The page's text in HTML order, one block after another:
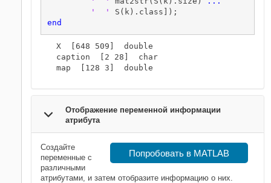
'  '
end
  X  [648 509]  double
  caption  [2 28]  char
Отображение переменной информации
атрибута
Попробовать в MATLAB
Создайте
переменные с
различными
атрибутами, и затем отобразите информацию о них.